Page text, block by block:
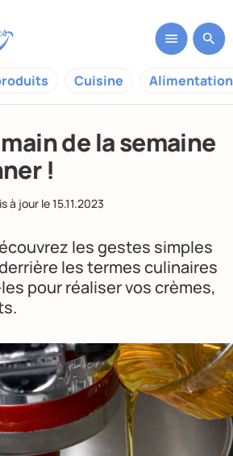
Cuisine
de la semaine
!
à jour le15.11.2023
les gestes simples
les termes culinaires
pour réaliser vos crèmes,